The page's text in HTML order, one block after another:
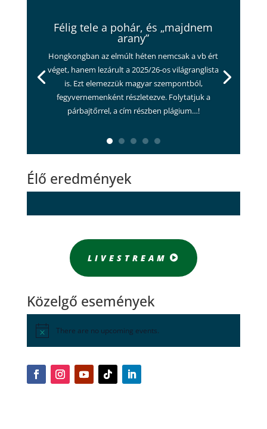
Félig tele a pohár, és „majdnem
arany”
Hongkongban az elmúlt héten nemcsak a vb ért
véget, hanem lezárult a 2025/26-os világranglista
is. Ezt elemezzük magyar szempontból,
fegyvernemenként részletezve. Folytatjuk a
párbajtőrrel, a cím részben plágium…!
Élő eredmények
LIVESTREAM
Közelgő események
There are no upcoming events.